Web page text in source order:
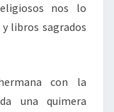
nos lo
libros sagrados
con la
una quimera